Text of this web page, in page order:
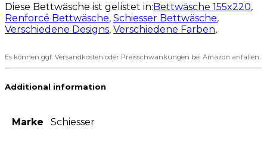
Diese Bettwäsche ist gelistet in:Bettwäsche 155x220,
Renforcé Bettwäsche, Schiesser Bettwäsche,
Verschiedene Designs, Verschiedene Farben,
Es können ggf. Versandkosten oder Preisschwankungen bei Amazon anfallen.
Additional information
Marke Schiesser